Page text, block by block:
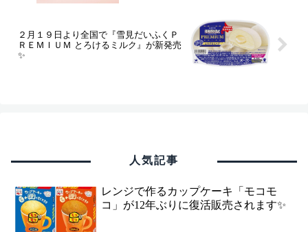
２月１９日より全国で『雪見だいふくＰ
ＲＥＭＩＵＭ とろけるミルク』が新発売
✨
人気記事
レンジで作るカップケーキ「モコモ
コ」が12年ぶりに復活販売されます✨